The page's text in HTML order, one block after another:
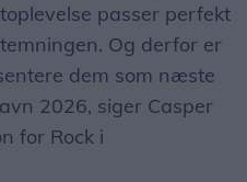
passer perfekt
Og derfor er
dem som næste
2026, siger Casper
for Rock i